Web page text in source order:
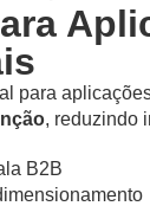
para
, reduzindo
B2B